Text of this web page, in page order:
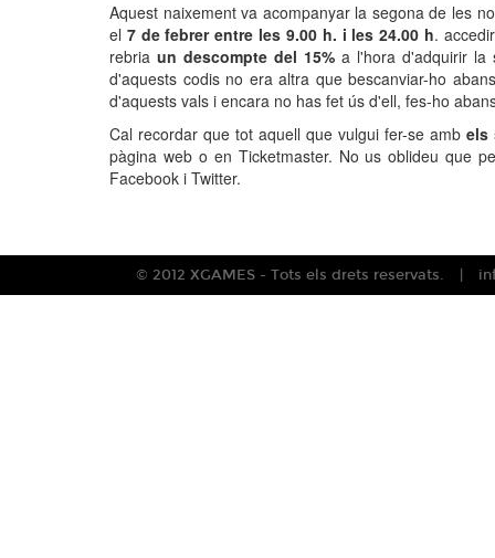
Aquest naixement va acompanyar la segona de les
el 7 de febrer entre les 9.00 h. i les 24.00 h.
rebria un descompte del 15% a l'hora d'adquirir la
d'aquests codis no era altra que bescanviar-ho
d'aquests vals i encara no has fet ús d'ell, fes-ho
Cal recordar que tot aquell que vulgui fer-se amb els
pàgina web o en Ticketmaster. No us oblideu que
Facebook i Twitter.
© 2012 XGAMES - Tots els drets reservats.